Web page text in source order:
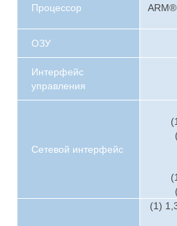
Процессор
ARM®
ОЗУ
Интерфейс
управления
Сетевой интерфейс
(1)